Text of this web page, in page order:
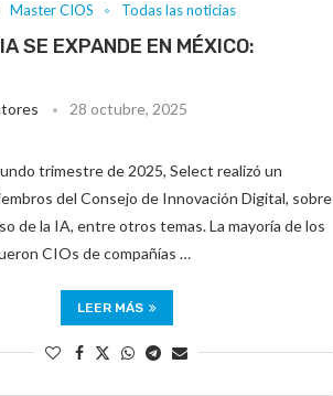
Master CIOS Todas las noticias
SE EXPANDE EN MÉXICO:
28 octubre, 2025
trimestre de 2025, Select realizó un
del Consejo de Innovación Digital, sobre
de la IA, entre otros temas. La mayoría de los
CIOs de compañías …
LEER MÁS